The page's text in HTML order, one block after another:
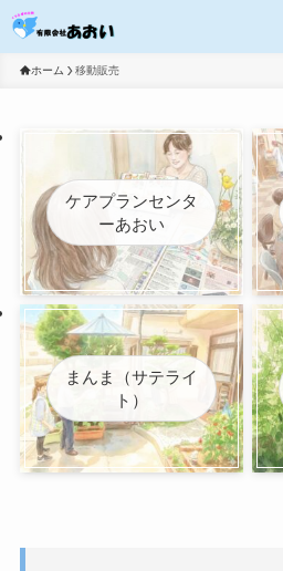
ホーム 移動販売
ケアプランセンタ
ーあおい
まんま（サテライ
ト）